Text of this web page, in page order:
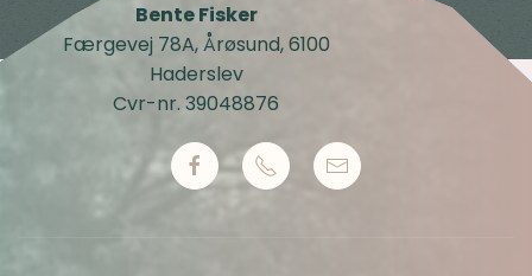
Bente Fisker
Færgevej 78A, Årøsund, 6100
Haderslev
Cvr-nr. 39048876